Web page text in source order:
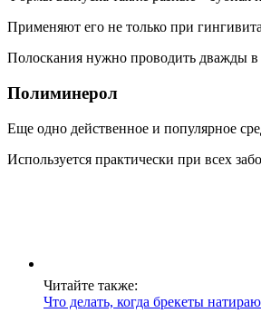
Применяют его не только при
Полоскания нужно проводить дважды в
Полиминерол
Еще одно действенное и популярное
Используется практически при всех
Читайте также:
Что делать, когда брекеты